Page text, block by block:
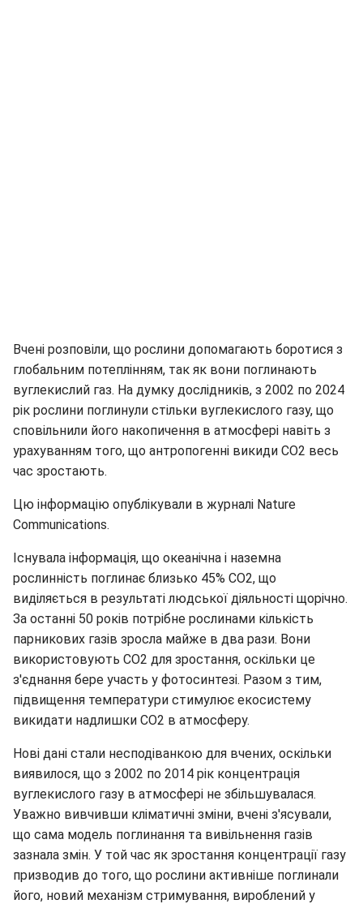
Вчені розповіли, що рослини допомагають боротися з
глобальним потеплінням, так як вони поглинають
вуглекислий газ. На думку дослідників, з 2002 по 2024
рік рослини поглинули стільки вуглекислого газу, що
сповільнили його накопичення в атмосфері навіть з
урахуванням того, що антропогенні викиди СО2 весь
час зростають.
Цю інформацію опублікували в журналі Nature
Communications.
Існувала інформація, що океанічна і наземна
рослинність поглинає близько 45% СО2, що
виділяється в результаті людської діяльності щорічно.
За останні 50 років потрібне рослинами кількість
парникових газів зросла майже в два рази. Вони
використовують СО2 для зростання, оскільки це
з'єднання бере участь у фотосинтезі. Разом з тим,
підвищення температури стимулює екосистему
викидати надлишки СО2 в атмосферу.
Нові дані стали несподіванкою для вчених, оскільки
виявилося, що з 2002 по 2014 рік концентрація
вуглекислого газу в атмосфері не збільшувалася.
Уважно вивчивши кліматичні зміни, вчені з'ясували,
що сама модель поглинання та вивільнення газів
зазнала змін. У той час як зростання концентрації газу
призводив до того, що рослини активніше поглинали
його, новий механізм стримування, вироблений у